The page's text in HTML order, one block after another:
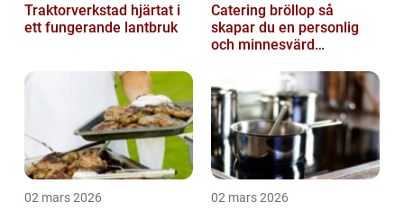
Traktorverkstad hjärtat i
ett fungerande lantbruk
Catering bröllop så
skapar du en personlig
och minnesvärd
02 mars 2026 02 mars 2026